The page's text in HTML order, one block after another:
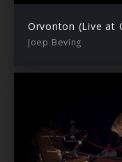
Joep Beving